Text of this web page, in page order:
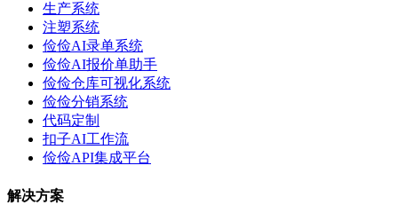
生产系统
注塑系统
俭俭AI录单系统
俭俭AI报价单助手
俭俭仓库可视化系统
俭俭分销系统
代码定制
扣子AI工作流
俭俭API集成平台
解决方案